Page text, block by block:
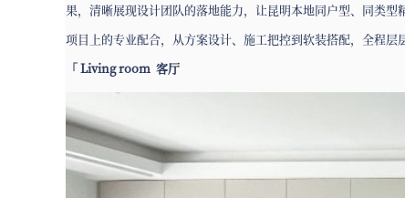
果，清晰展现设计团队的落地能力，让昆明本地同户型、同类
项目上的专业配合，从方案设计、施工把控到软装搭配，全程层
「 Living room 客厅